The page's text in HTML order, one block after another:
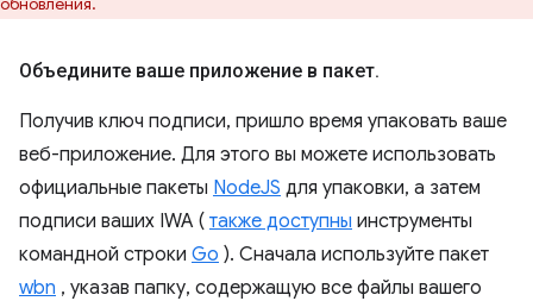
Объедините ваше приложение в пакет.
Получив ключ подписи, пришло время упаковать ваше
веб-приложение. Для этого вы можете использовать
официальные пакеты NodeJS для упаковки, а затем
подписи ваших IWA ( также доступны инструменты
командной строки Go ). Сначала используйте пакет
wbn , указав папку, содержащую все файлы вашего